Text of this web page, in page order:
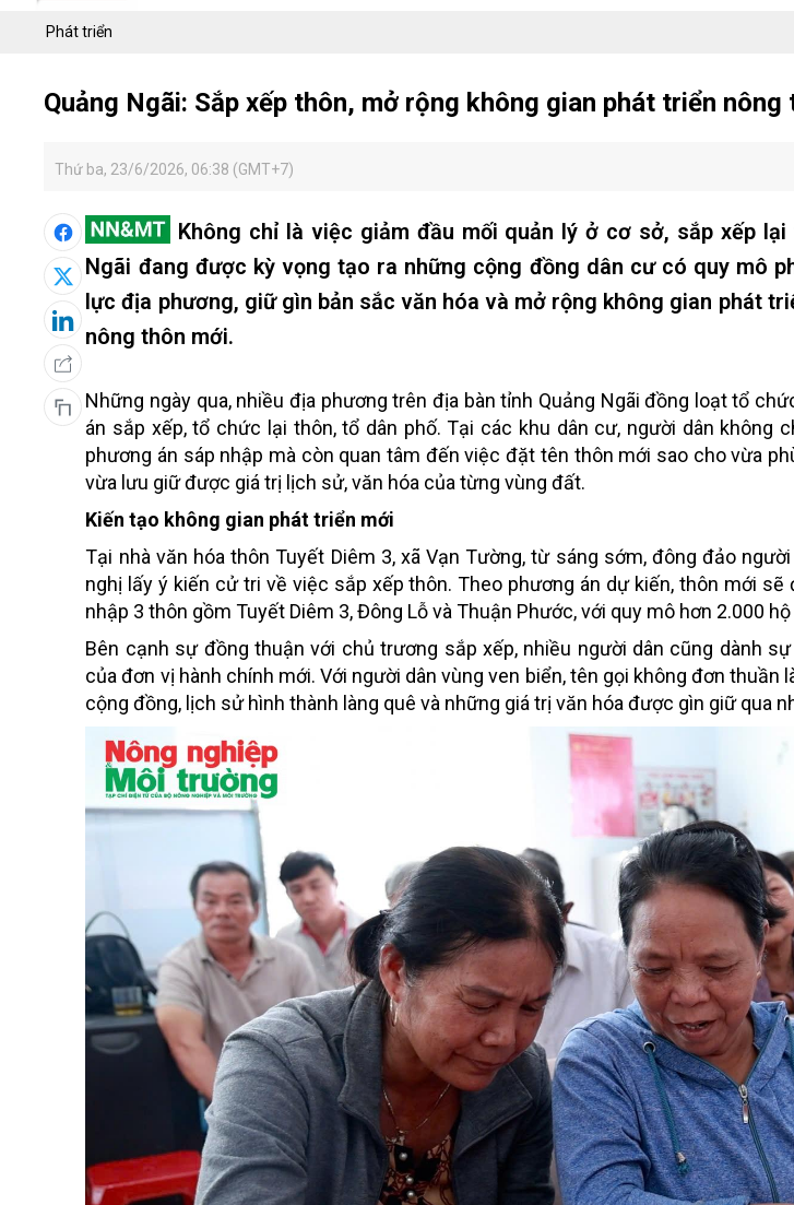
Phát triển
Quảng Ngãi: Sắp xếp thôn, mở rộng không gian phát triển nông
Thứ ba, 23/6/2026, 06:38 (GMT+7)
Không chỉ là việc giảm đầu mối quản lý ở cơ sở, sắp xếp
Ngãi đang được kỳ vọng tạo ra những cộng đồng dân cư có quy mô
lực địa phương, giữ gìn bản sắc văn hóa và mở rộng không gian phát
nông thôn mới.
Những ngày qua, nhiều địa phương trên địa bàn tỉnh Quảng Ngãi đồng loạt tổ
án sắp xếp, tổ chức lại thôn, tổ dân phố. Tại các khu dân cư, người dân không
phương án sáp nhập mà còn quan tâm đến việc đặt tên thôn mới sao cho vừa
vừa lưu giữ được giá trị lịch sử, văn hóa của từng vùng đất.
Kiến tạo không gian phát triển mới
Tại nhà văn hóa thôn Tuyết Diêm 3, xã Vạn Tường, từ sáng sớm, đông đảo
nghị lấy ý kiến cử tri về việc sắp xếp thôn. Theo phương án dự kiến, thôn mới
nhập 3 thôn gồm Tuyết Diêm 3, Đông Lỗ và Thuận Phước, với quy mô hơn 2.000
Bên cạnh sự đồng thuận với chủ trương sắp xếp, nhiều người dân cũng dành
của đơn vị hành chính mới. Với người dân vùng ven biển, tên gọi không đơn thuần
cộng đồng, lịch sử hình thành làng quê và những giá trị văn hóa được gìn giữ qua